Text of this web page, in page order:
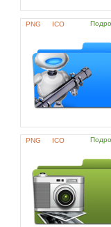
PNG ICO
PNG ICO